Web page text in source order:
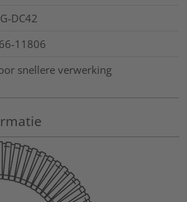
DC42
11806
snellere verwerking